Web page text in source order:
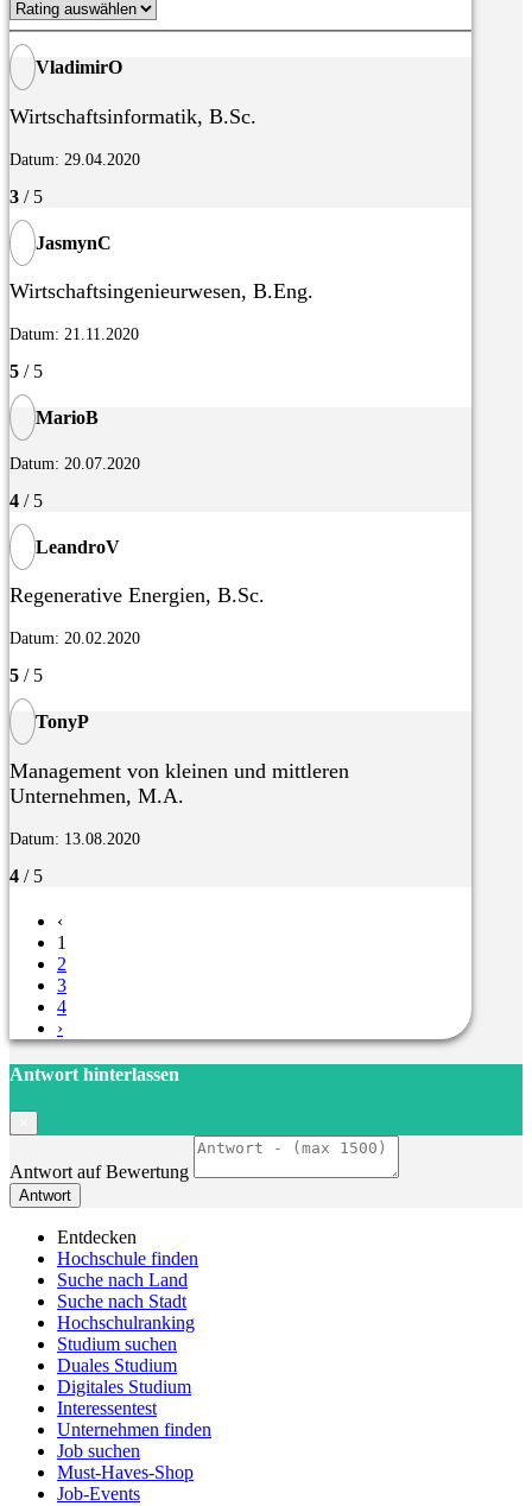
VladimirO
Wirtschaftsinformatik, B.Sc.
Datum: 29.04.2020
3 / 5
JasmynC
Wirtschaftsingenieurwesen, B.Eng.
Datum: 21.11.2020
5 / 5
MarioB
Datum: 20.07.2020
4 / 5
LeandroV
Regenerative Energien, B.Sc.
Datum: 20.02.2020
5 / 5
TonyP
Management von kleinen und mittleren
Unternehmen, M.A.
Datum: 13.08.2020
4 / 5
‹
1
2
3
4
›
Antwort hinterlassen
Antwort auf Bewertung
Antwort
Entdecken
Hochschule finden
Suche nach Land
Suche nach Stadt
Hochschulranking
Studium suchen
Duales Studium
Digitales Studium
Interessentest
Unternehmen finden
Job suchen
Must-Haves-Shop
Job-Events